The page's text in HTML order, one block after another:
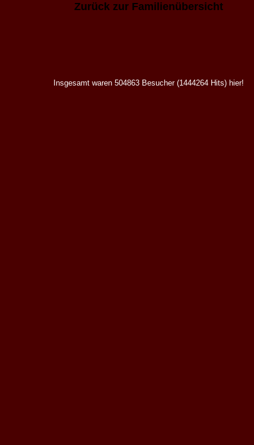
Zurück zur Familienübersicht
Insgesamt waren 504863 Besucher (1444264 Hits) hier!